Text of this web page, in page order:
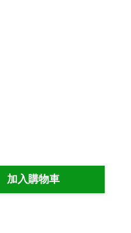
加入購物車